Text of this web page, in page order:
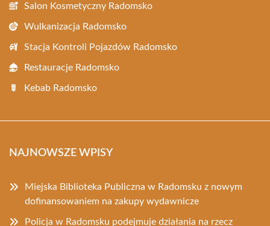
Salon Kosmetyczny Radomsko
Wulkanizacja Radomsko
Stacja Kontroli Pojazdów Radomsko
Restauracje Radomsko
Kebab Radomsko
NAJNOWSZE WPISY
Miejska Biblioteka Publiczna w Radomsku z nowym
dofinansowaniem na zakupy wydawnicze
Policja w Radomsku podejmuje działania na rzecz